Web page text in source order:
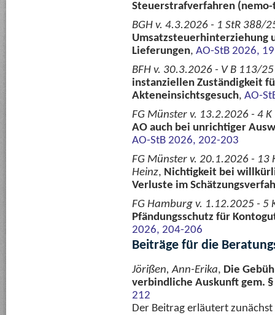
Steuerstrafverfahren
BGH v. 4.3.2026 - 1 StR 388/
Umsatzsteuerhinterziehung
Lieferungen, AO-StB 2026,
BFH v. 30.3.2026 - V B 113/
instanziellen Zuständigkeit
Akteneinsichtsgesuch, AO-
FG Münster v. 13.2.2026 - 4
AO auch bei unrichtiger
AO-StB 2026, 202-203
FG Münster v. 20.1.2026 - 13
Heinz, Nichtigkeit bei
Verluste im
FG Hamburg v. 1.12.2025 -
Pfändungsschutz für
2026, 204-206
Beiträge für die
Jörißen, Ann-Erika, Die
verbindliche Auskunft gem. §
212
Der Beitrag erläutert